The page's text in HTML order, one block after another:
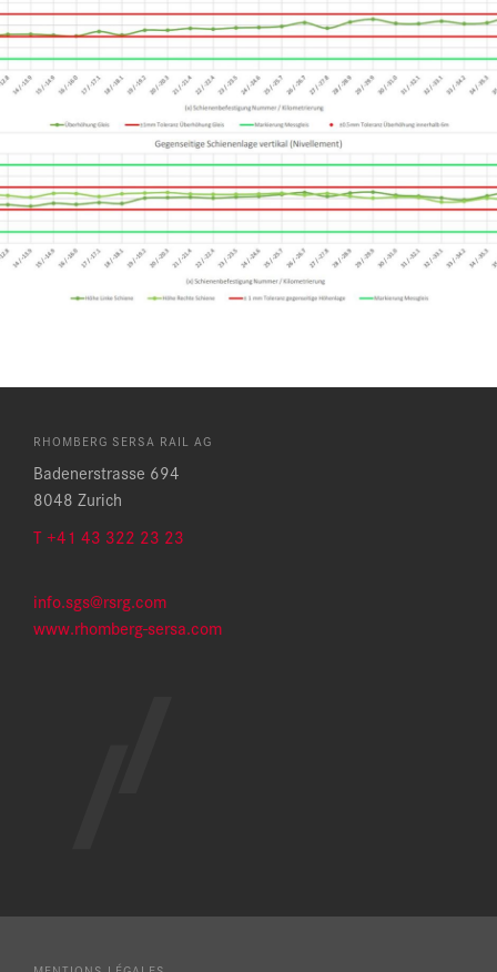
RHOMBERG SERSA RAIL AG
Badenerstrasse 694
8048 Zurich
T +41 43 322 23 23
info.sgs@rsrg.com
www.rhomberg-sersa.com